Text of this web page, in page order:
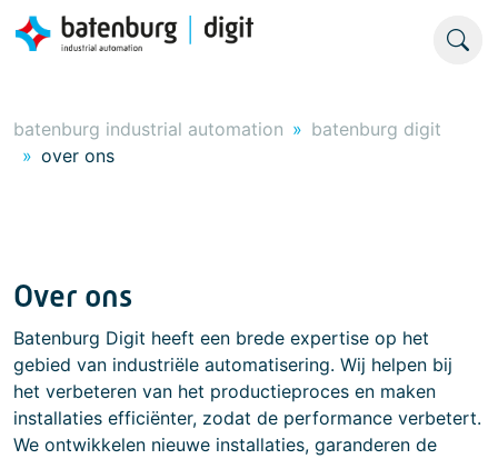
batenburg industrial automation
batenburg digit
over ons
Over ons
Batenburg Digit heeft een brede expertise op het
gebied van industriële automatisering. Wij helpen bij
het verbeteren van het productieproces en maken
installaties efficiënter, zodat de performance verbetert.
We ontwikkelen nieuwe installaties, garanderen de